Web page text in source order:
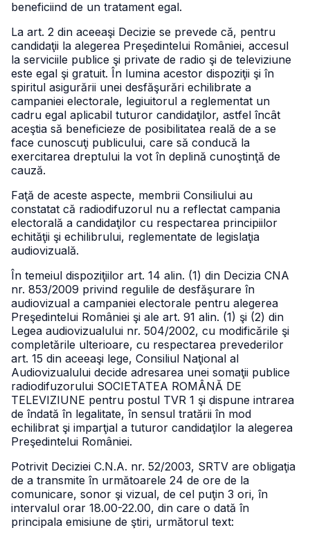
beneficiind de un tratament egal.
La art. 2 din aceeaşi Decizie se prevede că, pentru
candidaţii la alegerea Preşedintelui României, accesul
la serviciile publice şi private de radio şi de televiziune
este egal şi gratuit. În lumina acestor dispoziţii şi în
spiritul asigurării unei desfăşurări echilibrate a
campaniei electorale, legiuitorul a reglementat un
cadru egal aplicabil tuturor candidaţilor, astfel încât
aceştia să beneficieze de posibilitatea reală de a se
face cunoscuţi publicului, care să conducă la
exercitarea dreptului la vot în deplină cunoştinţă de
cauză.
Faţă de aceste aspecte, membrii Consiliului au
constatat că radiodifuzorul nu a reflectat campania
electorală a candidaţilor cu respectarea principiilor
echităţii şi echilibrului, reglementate de legislaţia
audiovizuală.
În temeiul dispoziţiilor art. 14 alin. (1) din Decizia CNA
nr. 853/2009 privind regulile de desfăşurare în
audiovizual a campaniei electorale pentru alegerea
Preşedintelui României şi ale art. 91 alin. (1) şi (2) din
Legea audiovizualului nr. 504/2002, cu modificările şi
completările ulterioare, cu respectarea prevederilor
art. 15 din aceeaşi lege, Consiliul Naţional al
Audiovizualului decide adresarea unei somaţii publice
radiodifuzorului SOCIETATEA ROMÂNĂ DE
TELEVIZIUNE pentru postul TVR 1 şi dispune intrarea
de îndată în legalitate, în sensul tratării în mod
echilibrat şi imparţial a tuturor candidaţilor la alegerea
Preşedintelui României.
Potrivit Deciziei C.N.A. nr. 52/2003, SRTV are obligaţia
de a transmite în următoarele 24 de ore de la
comunicare, sonor şi vizual, de cel puţin 3 ori, în
intervalul orar 18.00-22.00, din care o dată în
principala emisiune de ştiri, următorul text: